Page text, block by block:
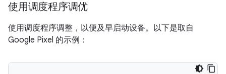
使用调度程序调优
使用调度程序调整，以便及早启动设备。以下是取自
Google Pixel 的示例：